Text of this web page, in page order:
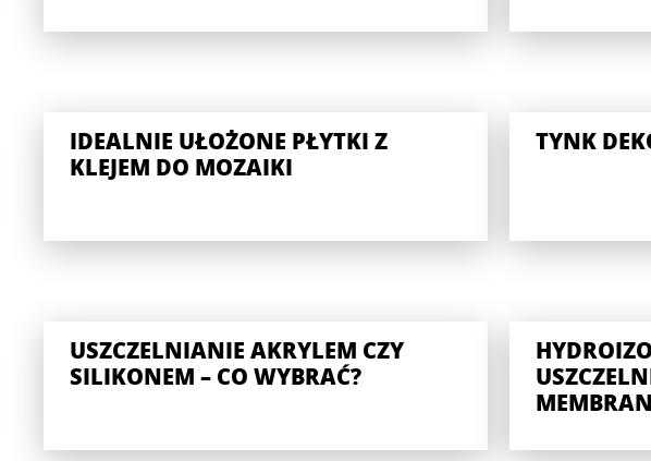
IDEALNIE UŁOŻONE PŁYTKI Z
KLEJEM DO MOZAIKI
TYNK
USZCZELNIANIE AKRYLEM CZY
SILIKONEM – CO WYBRAĆ?